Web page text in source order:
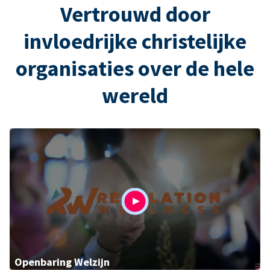
Vertrouwd door
invloedrijke christelijke
organisaties over de hele
wereld
Openbaring Welzijn